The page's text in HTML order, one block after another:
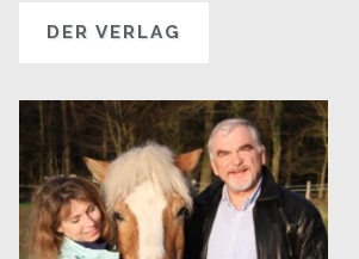
DER VERLAG